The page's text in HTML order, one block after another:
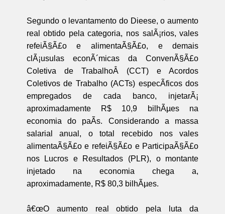
Segundo o levantamento do Dieese, o aumento
real obtido pela categoria, nos salÃ¡rios, vales
refeiÃ§Ã£o e alimentaÃ§Ã£o, e demais
clÃ¡usulas econÃ´micas da ConvenÃ§Ã£o
Coletiva de TrabalhoÂ (CCT) e Acordos
Coletivos de Trabalho (ACTs) especÃ­ficos dos
empregados de cada banco, injetarÃ¡
aproximadamente R$ 10,9 bilhÃµes na
economia do paÃ­s. Considerando a massa
salarial anual, o total recebido nos vales
alimentaÃ§Ã£o e refeiÃ§Ã£o e ParticipaÃ§Ã£o
nos Lucros e Resultados (PLR), o montante
injetado na economia chega a,
aproximadamente, R$ 80,3 bilhÃµes.
â€œO aumento real obtido pela luta da